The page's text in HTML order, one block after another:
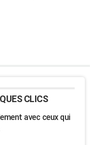
CLICS
avec ceux qui